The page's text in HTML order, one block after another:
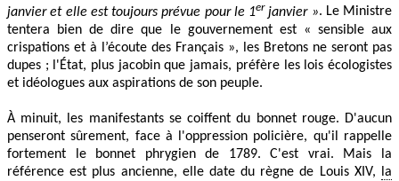
janvier et elle est toujours prévue pour le 1er janvier ». Le Ministre
tentera bien de dire que le gouvernement est « sensible aux
crispations et à l’écoute des Français », les Bretons ne seront pas
dupes ; l'État, plus jacobin que jamais, préfère les lois écologistes
et idéologues aux aspirations de son peuple.
À minuit, les manifestants se coiffent du bonnet rouge. D'aucun
penseront sûrement, face à l'oppression policière, qu'il rappelle
fortement le bonnet phrygien de 1789. C'est vrai. Mais la
référence est plus ancienne, elle date du règne de Louis XIV,
la